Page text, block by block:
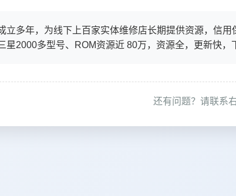
立多年，为线下上百家实体维修店长期提供资源，信用
星2000多型号、ROM资源近 80万，资源全，更新快，
还有问题？请联系